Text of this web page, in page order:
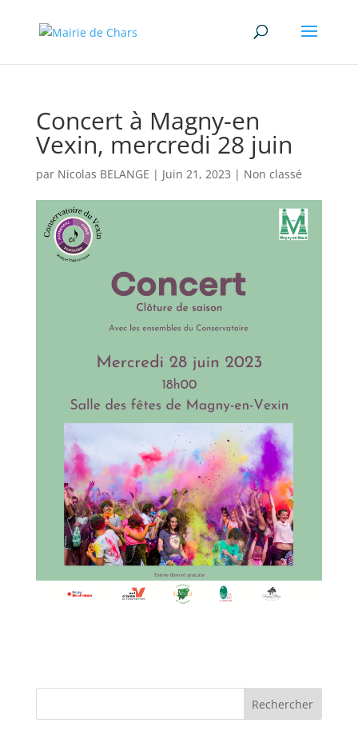
Concert à Magny-en
Vexin, mercredi 28 juin
par Nicolas BELANGE | Juin 21, 2023 | Non classé